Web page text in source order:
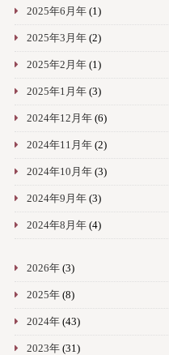
2025年6月年(1)
2025年3月年(2)
2025年2月年(1)
2025年1月年(3)
2024年12月年(6)
2024年11月年(2)
2024年10月年(3)
2024年9月年(3)
2024年8月年(4)
2026年(3)
2025年(8)
2024年(43)
2023年(31)